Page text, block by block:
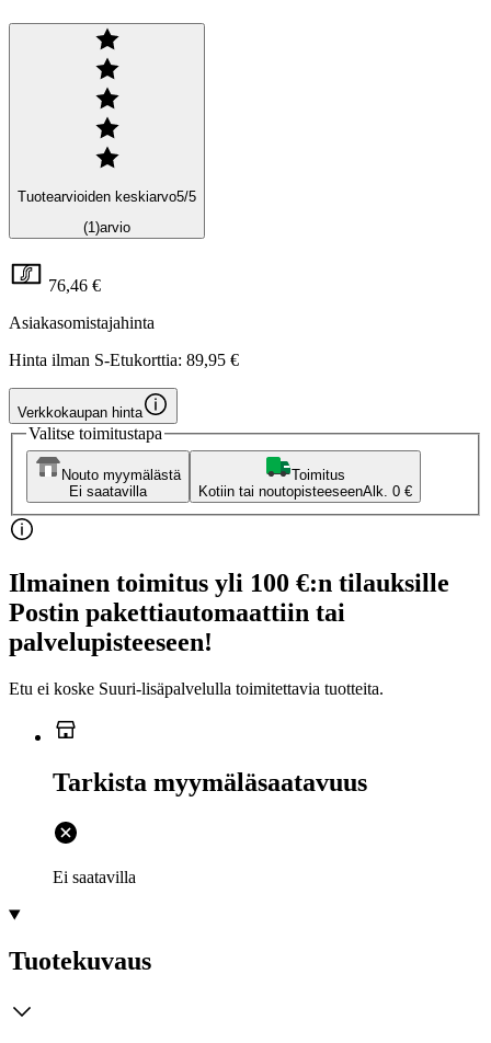
Tuotearvioiden keskiarvo5/5
(1)arvio
76,46 €
Asiakasomistajahinta
Hinta ilman S-Etukorttia: 89,95 €
Verkkokaupan hinta
Valitse toimitustapa
Nouto myymälästä
Ei saatavilla
Toimitus
Kotiin tai noutopisteeseenAlk. 0 €
Ilmainen toimitus yli 100 €:n tilauksille
Postin pakettiautomaattiin tai
palvelupisteeseen!
Etu ei koske Suuri‑lisäpalvelulla toimitettavia tuotteita.
Tarkista myymäläsaatavuus
Ei saatavilla
Tuotekuvaus